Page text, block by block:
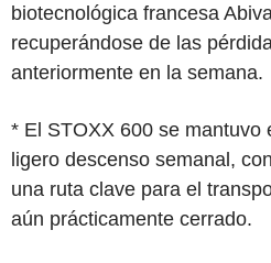
biotecnológica francesa
recuperándose de las
anteriormente en la semana.
* El STOXX 600 se mantuvo
ligero descenso semanal,
una ruta clave para el
aún prácticamente cerrado.